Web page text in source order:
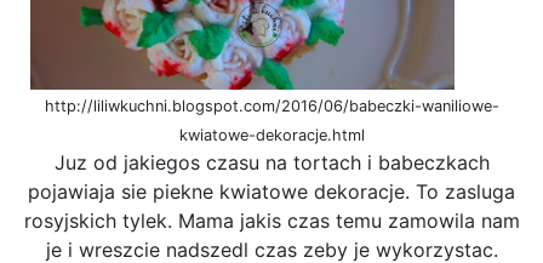
http://liliwkuchni.blogspot.com/2016/06/babeczki-waniliowe-
kwiatowe-dekoracje.html
Juz od jakiegos czasu na tortach i babeczkach
pojawiaja sie piekne kwiatowe dekoracje. To zasluga
rosyjskich tylek. Mama jakis czas temu zamowila nam
je i wreszcie nadszedl czas zeby je wykorzystac.